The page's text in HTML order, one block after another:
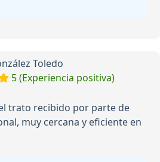
Toledo
5 (Experiencia positiva)
trato recibido por parte de
muy cercana y eficiente en